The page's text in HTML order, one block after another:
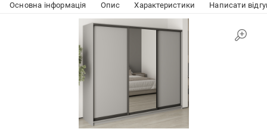
Основна інформація Опис Характеристики Написати